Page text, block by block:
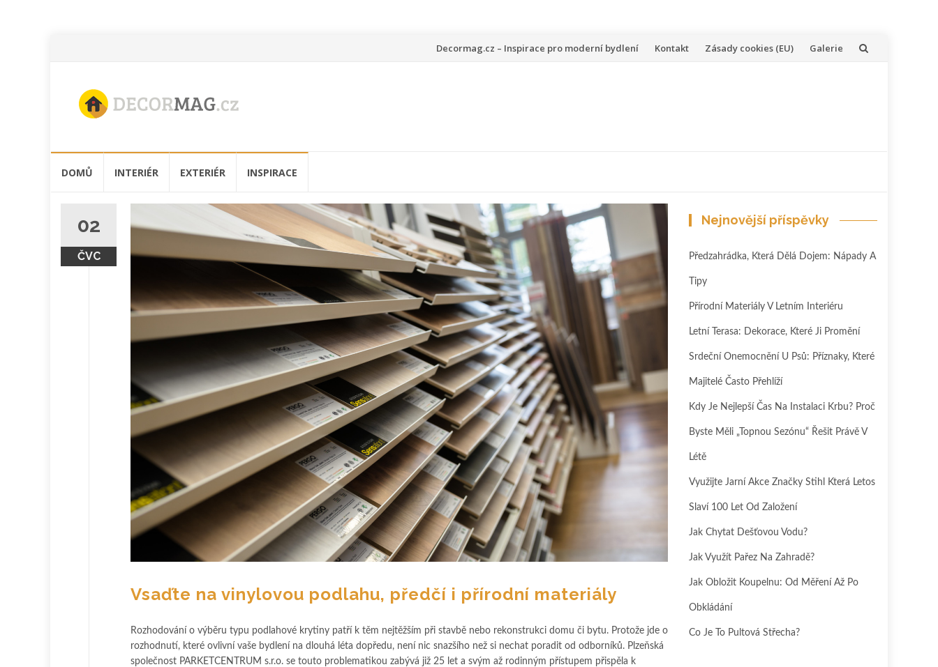
Přeskočit
Decormag.cz – Inspirace pro moderní bydlení Kontakt Zásady cookies (EU) Galerie
DOMŮ INTERIÉR EXTERIÉR INSPIRACE
02
ČVC
Vsaďte na vinylovou podlahu, předčí i přírodní materiály
Rozhodování o výběru typu podlahové krytiny patří k těm nejtěžším při stavbě nebo rekonstrukci domu či bytu. Protože jde o
rozhodnutí, které ovlivní vaše bydlení na dlouhá léta dopředu, není nic snazšího než si nechat poradit od odborníků. Plzeňská
společnost PARKETCENTRUM s.r.o. se touto problematikou zabývá již 25 let a svým až rodinným přístupem přispěla k
Nejnovější příspěvky
Předzahrádka, Která Dělá Dojem: Nápady A
Tipy
Přírodní Materiály V Letním Interiéru
Letní Terasa: Dekorace, Které Ji Promění
Srdeční Onemocnění U Psů: Příznaky, Které
Majitelé Často Přehlíží
Kdy Je Nejlepší Čas Na Instalaci Krbu? Proč
Byste Měli „topnou Sezónu“ Řešit Právě V
Létě
Využijte Jarní Akce Značky Stihl Která Letos
Slaví 100 Let Od Založení
Jak Chytat Dešťovou Vodu?
Jak Využít Pařez Na Zahradě?
Jak Obložit Koupelnu: Od Měření Až Po
Obkládání
Co Je To Pultová Střecha?